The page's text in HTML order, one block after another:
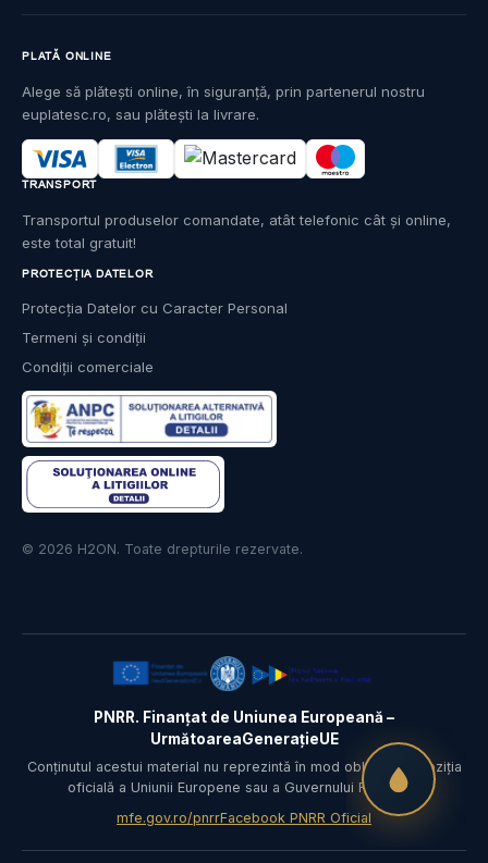
PROTECȚIA DATELOR
Protecția Datelor cu Caracter Personal
Termeni și condiții
Condiții comerciale
© 2026 H2ON. Toate drepturile rezervate.
PLATĂ ONLINE
Alege să plătești online, în siguranță, prin partenerul nostru
euplatesc.ro, sau plătești la livrare.
TRANSPORT
Transportul produselor comandate, atât telefonic cât și online,
este total gratuit!
PNRR. Finanțat de Uniunea Europeană –
UrmătoareaGenerațieUE
Conținutul acestui material nu reprezintă în mod obligatoriu poziția
oficială a Uniunii Europene sau a Guvernului României.
mfe.gov.ro/pnrrFacebook PNRR Oficial